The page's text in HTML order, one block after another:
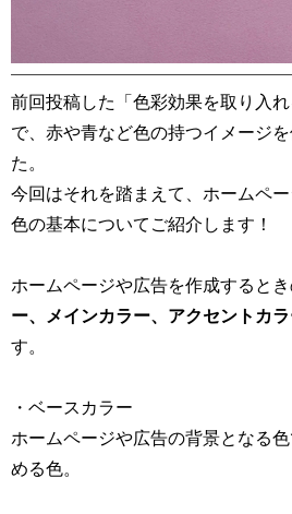
前回投稿した「色彩効果を取り入
で、赤や青など色の持つイメージ
た。
今回はそれを踏まえて、ホームペ
色の基本についてご紹介します！
ホームページや広告を作成すると
ー、メインカラー、アクセントカ
す。
・ベースカラー
ホームページや広告の背景となる
める色。